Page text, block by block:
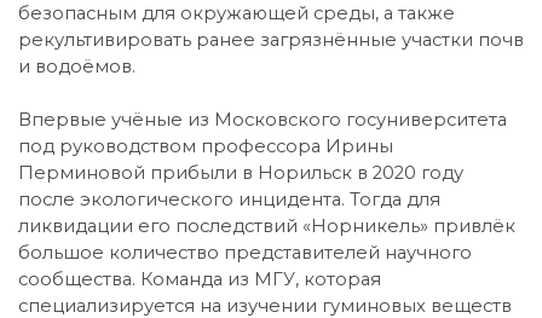
безопасным для окружающей среды, а также
рекультивировать ранее загрязнённые участки почв
и водоёмов.
Впервые учёные из Московского госуниверситета
под руководством профессора Ирины
Перминовой прибыли в Норильск в 2020 году
после экологического инцидента. Тогда для
ликвидации его последствий «Норникель» привлёк
большое количество представителей научного
сообщества. Команда из МГУ, которая
специализируется на изучении гуминовых веществ